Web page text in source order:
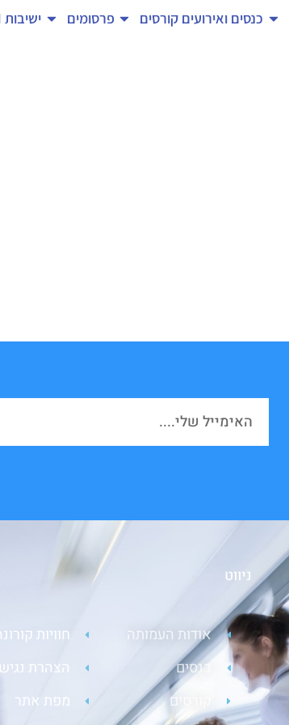
כנסים ואירועים קורסים פרסומים ישיבות EBN
ניווט
אודות העמותה
כנסים
קורסים
חוויות
הצהרת
מפת אתר